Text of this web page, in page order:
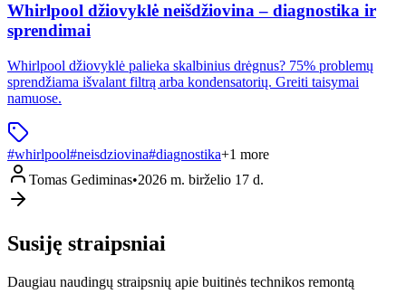
Whirlpool džiovyklė neišdžiovina – diagnostika ir
sprendimai
Whirlpool džiovyklė palieka skalbinius drėgnus? 75% problemų
sprendžiama išvalant filtrą arba kondensatorių. Greiti taisymai
namuose.
#whirlpool#neisdziovina#diagnostika+1 more
Tomas Gediminas•2026 m. birželio 17 d.
Susiję straipsniai
Daugiau naudingų straipsnių apie buitinės technikos remontą